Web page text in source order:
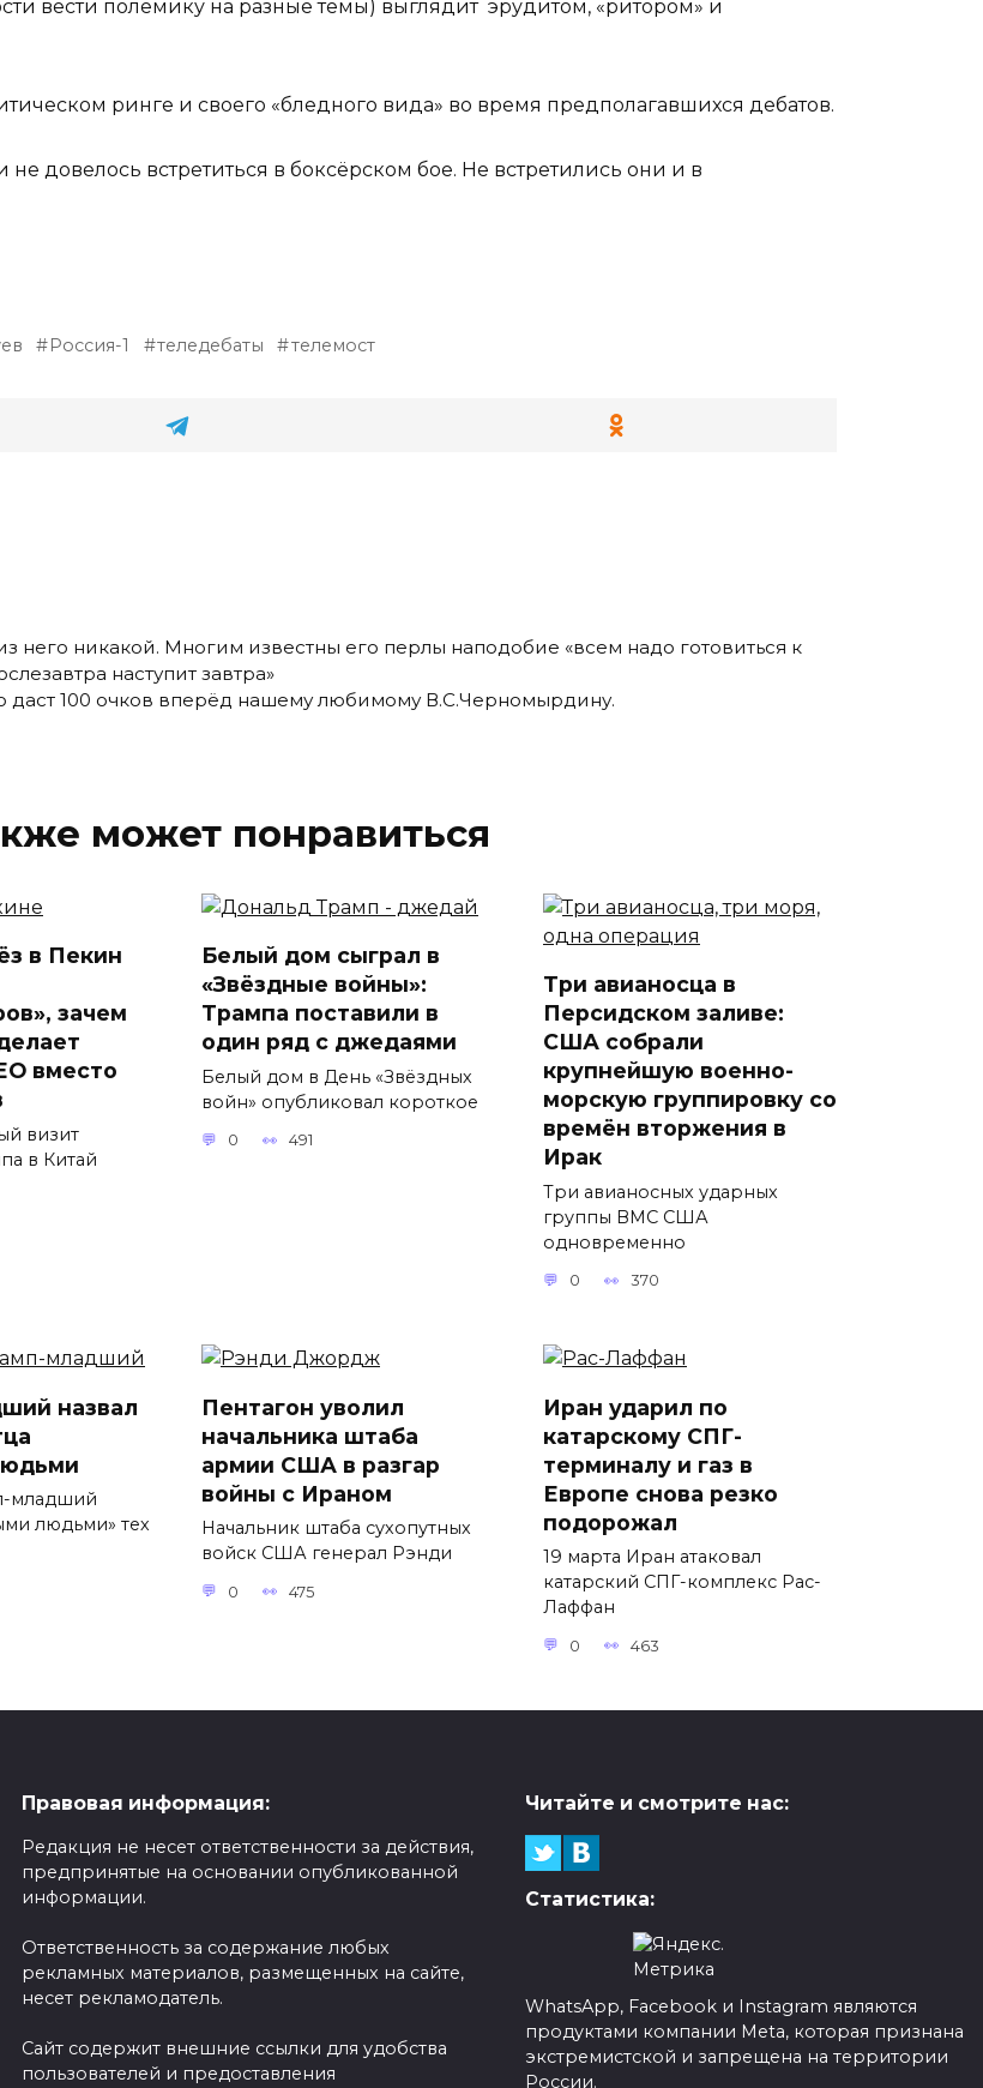
вести полемику на разные темы) выглядит эрудитом, «ритором» и
ринге и своего «бледного вида» во время предполагавшихся дебатов.
довелось встретиться в боксёрском бое. Не встретились они и в
Россия-1 теледебаты телемост
него никакой. Многим известны его перлы наподобие «всем надо готовиться к
наступит завтра»
даст 100 очков вперёд нашему любимому В.С.Черномырдину.
может понравиться
в Пекин
зачем
вместо
визит
в Китай
Белый дом сыграл в
«Звёздные войны»:
Трампа поставили в
один ряд с джедаями
Белый дом в День «Звёздных
войн» опубликовал короткое
0 491
Три авианосца в
Персидском заливе:
США собрали
крупнейшую военно-
морскую группировку со
времён вторжения в
Ирак
Три авианосных ударных
группы ВМС США
одновременно
0 370
назвал
младший
людьми» тех
Пентагон уволил
начальника штаба
армии США в разгар
войны с Ираном
Начальник штаба сухопутных
войск США генерал Рэнди
0 475
Иран ударил по
катарскому СПГ-
терминалу и газ в
Европе снова резко
подорожал
19 марта Иран атаковал
катарский СПГ-комплекс Рас-
Лаффан
0 463
Правовая информация:
Редакция не несет ответственности за действия,
предпринятые на основании опубликованной
информации.
Ответственность за содержание любых
рекламных материалов, размещенных на сайте,
несет рекламодатель.
Сайт содержит внешние ссылки для удобства
пользователей и предоставления
Читайте и смотрите нас:
Статистика:
WhatsApp, Facebook и Instagram являются
продуктами компании Meta, которая признана
экстремистской и запрещена на территории
России.